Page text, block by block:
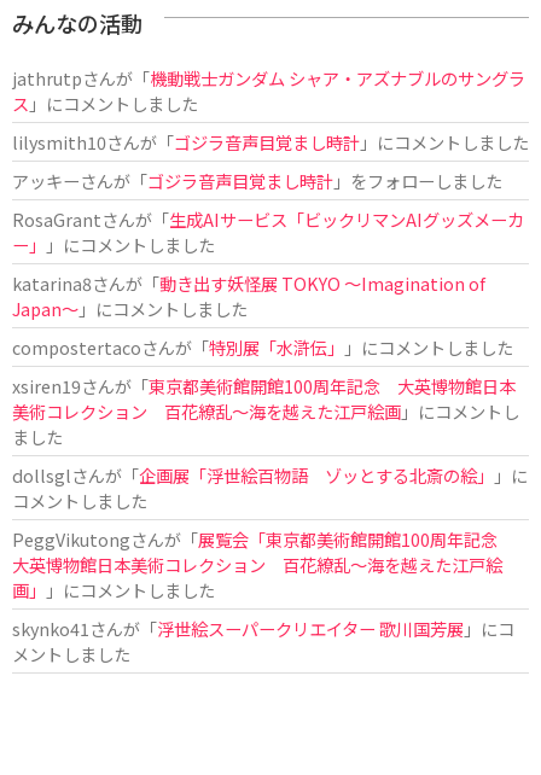
みんなの活動
jathrutpさんが「機動戦士ガンダム シャア・アズナブルのサングラ
ス 」にコメントしました
lilysmith10さんが「ゴジラ音声目覚まし時計」にコメントしました
アッキーさんが「ゴジラ音声目覚まし時計」をフォローしました
RosaGrantさんが「生成AIサービス「ビックリマンAIグッズメーカ
ー」
」にコメントしました
katarina8さんが「動き出す妖怪展 TOKYO 〜Imagination of
Japan〜」にコメントしました
compostertacoさんが「特別展「水滸伝」
」にコメントしました
xsiren19さんが「東京都美術館開館100周年記念 大英博物館日本
美術コレクション 百花繚乱～海を越えた江戸絵画」にコメントし
ました
dollsglさんが「企画展「浮世絵百物語 ゾッとする北斎の絵」
」に
コメントしました
PeggVikutongさんが「展覧会「東京都美術館開館100周年記念
大英博物館日本美術コレクション 百花繚乱〜海を越えた江戸絵
画」
」にコメントしました
skynko41 さんが「浮世絵スーパークリエイター 歌川国芳展 」にコ
メントしました